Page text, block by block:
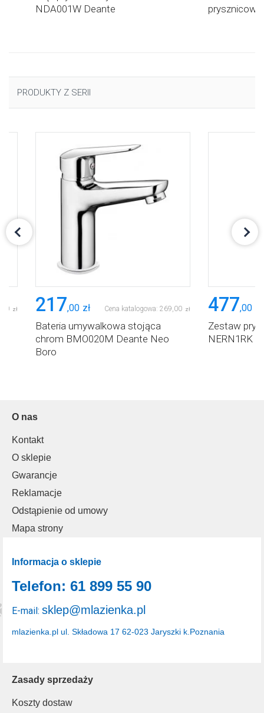
NDA001W Deante
PRODUKTY Z SERII
00 zł 217,00 zł Cena katalogowa: 269 00 zł
Bateria umywalkowa stojąca
chrom BMO020M Deante Neo
Boro
477,00
Zestaw
NERN1RK
O nas
Kontakt
O sklepie
Gwarancje
Reklamacje
Odstąpienie od umowy
Mapa strony
Zasady sprzedaży
Koszty dostaw
Informacja o sklepie
mlazienka.pl ul. Składowa 17 62-023 Jaryszki k.Poznania
Telefon: 61 899 55 90
E-mail: sklep@mlazienka.pl